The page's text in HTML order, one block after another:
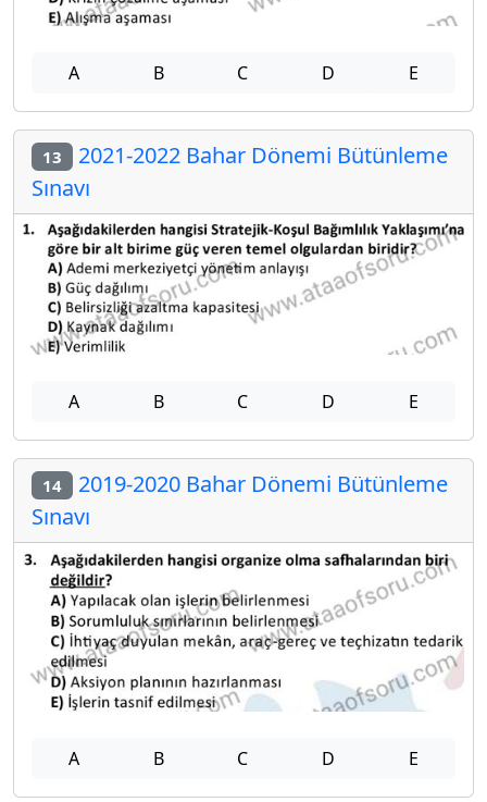
A B C D E
13 2021-2022 Bahar Dönemi Bütünleme
Sınavı
A B C D E
14 2019-2020 Bahar Dönemi Bütünleme
Sınavı
A B C D E